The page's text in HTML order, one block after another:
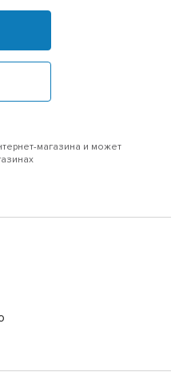
магазина и может